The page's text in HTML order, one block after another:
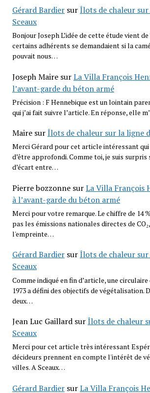
Gérard BardiersurÎlots de chaleur
Sceaux
Bonjour Joseph L’idée de cette étude vient
certains adhérents se demandaient si la
pouvait nous…
Joseph MairesurLa Villa François
l’avant-garde du béton armé
Précision : F Hennebique est un lointain
qui j’ai fait suivre l’article. En réponse, elle
MairesurÎlots de chaleur sur la ligne
Merci Gérard pour cet article intéressant
d’être approfondi. Comme toi, je suis surpris
d’écart entre…
Pierre bozzonnesurLa Villa François
à l’avant-garde du béton armé
Merci pour votre remarque. Le chiffre de 14
pas les émissions nationales directes de
l'empreinte…
Gérard BardiersurÎlots de chaleur
Sceaux
Comme indiqué en fin d’article, une
1973 a défini des objectifs de végétalisation.
deux…
Jean Luc GaillardsurÎlots de chaleur
Sceaux
Merci pour cet article très intéressant
décideurs prennent en compte l'intérêt de
villes. A Sceaux…
Gérard BardiersurLa Villa François